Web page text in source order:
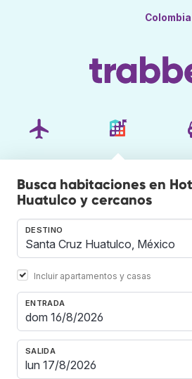
Colombia
Busca habitaciones en
Huatulco y cercanos
DESTINO
Incluir apartamentos y casas
ENTRADA
SALIDA